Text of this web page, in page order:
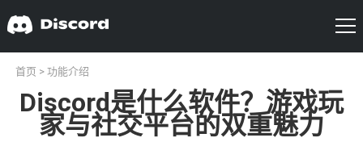
首页 > 功能介绍
Discord是什么软件？游戏玩
家与社交平台的双重魅力